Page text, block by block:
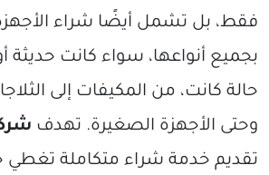
فقط، بل تشمل أيضًا شراء الأجهزة
بجميع أنواعها، سواء كانت حديثة
حالة كانت، من المكيفات إلى
وحتى الأجهزة الصغيرة. تهدف
تقديم خدمة شراء متكاملة تغطي